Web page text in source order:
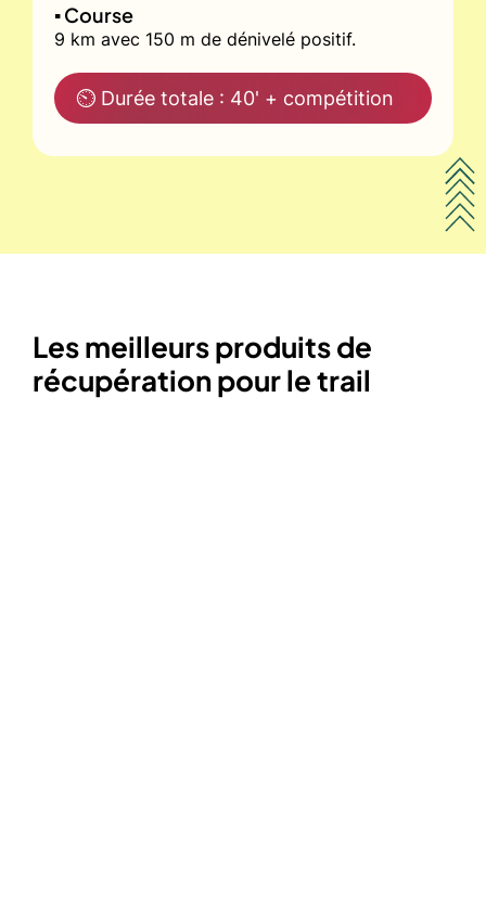
▪️ Course
9 km avec 150 m de dénivelé positif.
⏲ Durée totale : 40' + compétition
Les meilleurs produits de
récupération pour le trail